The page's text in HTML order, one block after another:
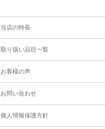
当店の特長
取り扱い品目一覧
お客様の声
お問い合わせ
個人情報保護方針